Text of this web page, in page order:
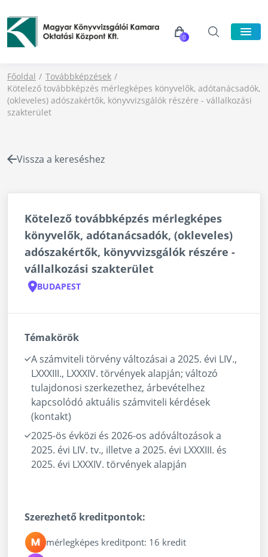
0
Főoldal
Továbbképzések
Kötelező továbbképzés mérlegképes könyvelők, adótanácsadók,
(okleveles) adószakértők, könyvvizsgálók részére - vállalkozási
szakterület
Vissza a kereséshez
Kötelező továbbképzés mérlegképes
könyvelők, adótanácsadók, (okleveles)
adószakértők, könyvvizsgálók részére -
vállalkozási szakterület
BUDAPEST
Témakörök
A számviteli törvény változásai a 2025. évi LIV.,
LXXXIII., LXXXIV. törvények alapján; változó
tulajdonosi szerkezethez, árbevételhez
kapcsolódó aktuális számviteli kérdések
(kontakt)
2025-ös évközi és 2026-os adóváltozások a
2025. évi LIV. tv., illetve a 2025. évi LXXXIII. és
2025. évi LXXXIV. törvények alapján
Szerezhető kreditpontok:
mérlegképes kreditpont: 16 kredit